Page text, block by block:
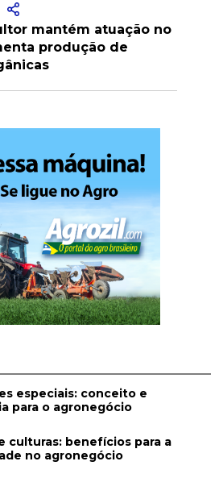
cultivo de hortaliças
e irrigação
especiais: conceito e
para o agronegócio
no agronegócio